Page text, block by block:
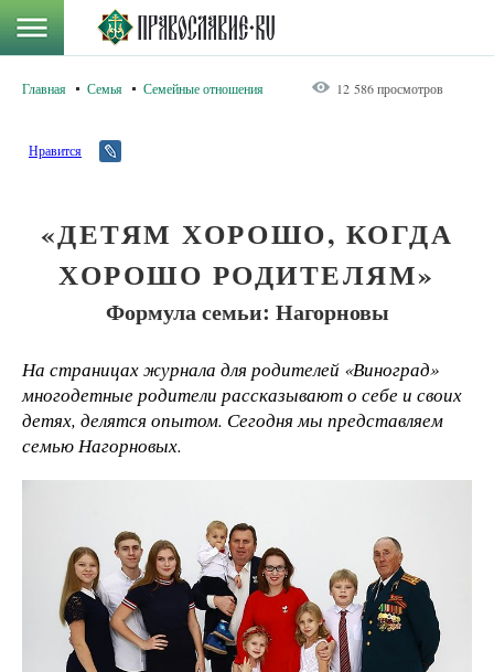
Главная Семья Семейные отношения 12 586 просмотров
Нравится
«ДЕТЯМ ХОРОШО, КОГДА
ХОРОШО РОДИТЕЛЯМ»
Формула семьи: Нагорновы
На страницах журнала для родителей «Виноград»
многодетные родители рассказывают о себе и своих
детях, делятся опытом. Сегодня мы представляем
семью Нагорновых.